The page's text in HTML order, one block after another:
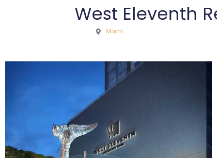
West Eleventh
Miami